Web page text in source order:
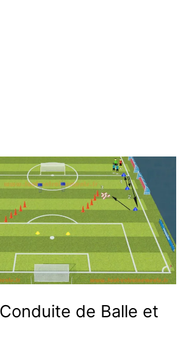
de Balle et